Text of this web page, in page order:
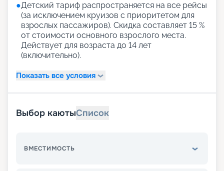
●Детский тариф распространяется на все рейсы
(за исключением круизов с приоритетом для
взрослых пассажиров). Скидка составляет 15 %
от стоимости основного взрослого места.
Действует для возраста до 14 лет
(включительно).
Показать все условия
Выбор каютыСписок
ВМЕСТИМОСТЬ